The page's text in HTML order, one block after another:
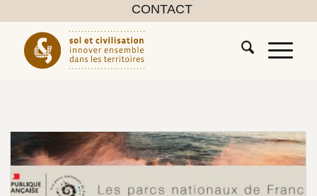
CONTACT